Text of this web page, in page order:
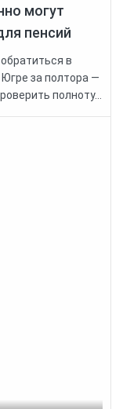
могут
пенсий
в
за полтора —
полноту...